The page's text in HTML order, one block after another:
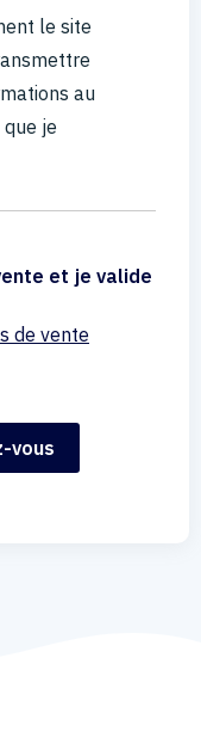
le site
au
je
et je valide
de vente